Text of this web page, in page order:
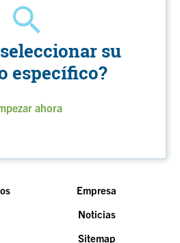
su
específico?
ahora
Empresa
Noticias
Sitemap